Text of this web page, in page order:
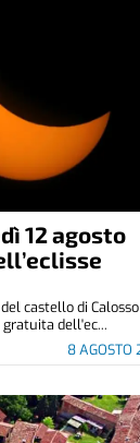
12 agosto
8
castello di
gratuita dell'ec...